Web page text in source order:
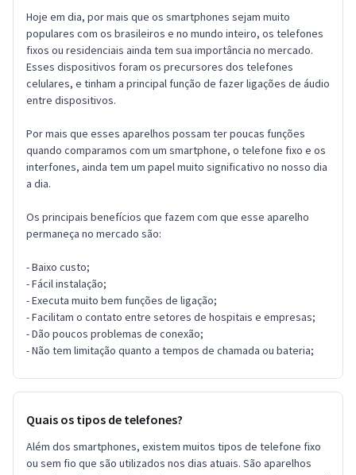
Hoje em dia, por mais que os smartphones sejam muito
populares com os brasileiros e no mundo inteiro, os telefones
fixos ou residenciais ainda tem sua importância no mercado.
Esses dispositivos foram os precursores dos telefones
celulares, e tinham a principal função de fazer ligações de áudio
entre dispositivos.
Por mais que esses aparelhos possam ter poucas funções
quando comparamos com um smartphone, o telefone fixo e os
interfones, ainda tem um papel muito significativo no nosso dia
a dia.
Os principais benefícios que fazem com que esse aparelho
permaneça no mercado são:
- Baixo custo;
- Fácil instalação;
- Executa muito bem funções de ligação;
- Facilitam o contato entre setores de hospitais e empresas;
- Dão poucos problemas de conexão;
- Não tem limitação quanto a tempos de chamada ou bateria;
Quais os tipos de telefones?
Além dos smartphones, existem muitos tipos de telefone fixo
ou sem fio que são utilizados nos dias atuais. São aparelhos